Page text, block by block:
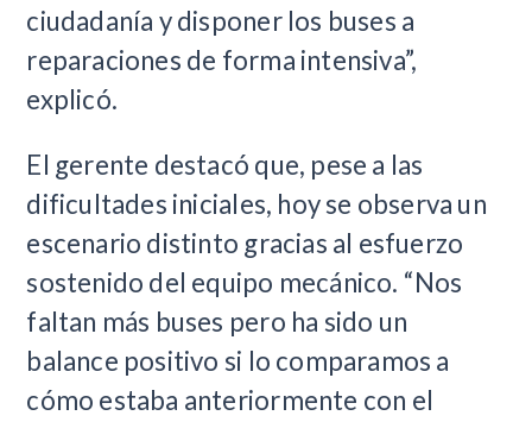
ciudadanía y disponer los buses a
reparaciones de forma intensiva”,
explicó.
El gerente destacó que, pese a las
dificultades iniciales, hoy se observa un
escenario distinto gracias al esfuerzo
sostenido del equipo mecánico. “Nos
faltan más buses pero ha sido un
balance positivo si lo comparamos a
cómo estaba anteriormente con el